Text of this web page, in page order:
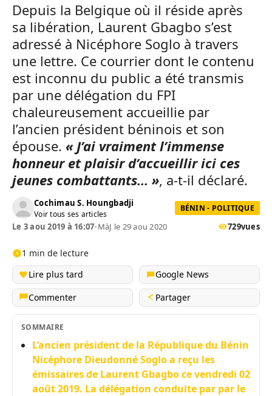
Depuis la Belgique où il réside après
sa libération, Laurent Gbagbo s’est
adressé à Nicéphore Soglo à travers
une lettre. Ce courrier dont le contenu
est inconnu du public a été transmis
par une délégation du FPI
chaleureusement accueillie par
l’ancien président béninois et son
épouse. « J’ai vraiment l’immense
honneur et plaisir d’accueillir ici ces
jeunes combattants… », a-t-il déclaré.
Cochimau S. Houngbadji
Voir tous ses articles
BÉNIN - POLITIQUE
Le 3 aou 2019 à 16:07•MàJ le 29 aou 2020 729vues
1 min de lecture
Lire plus tard
Google News
Commenter
Partager
SOMMAIRE
L’ancien président de la République du Bénin
Nicéphore Dieudonné Soglo a reçu les
émissaires de Laurent Gbagbo ce vendredi 02
août 2019. La délégation conduite par par le